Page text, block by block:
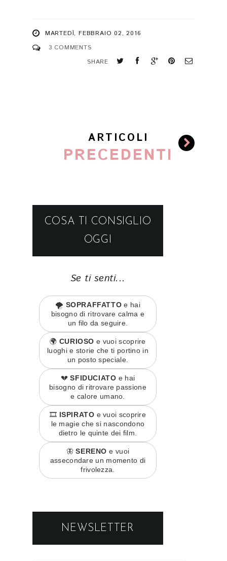
MARTEDÌ, FEBBRAIO 02, 2016
3 COMMENTS
SHARE
ARTICOLI
PRECEDENTI
COSA TI CONSIGLIO
OGGI
Se ti senti...
🌪️ SOPRAFFATTO e hai
bisogno di ritrovare calma e
un filo da seguire.
🌍 CURIOSO e vuoi scoprire
luoghi e storie che ti portino in
un posto speciale.
💔SFIDUCIATO e hai
bisogno di ritrovare passione
e calore umano.
🎞️ ISPIRATO e vuoi scoprire
le magie che si nascondono
dietro le quinte dei film.
🦋SERENO e vuoi
assecondare un momento di
frivolezza.
NEWSLETTER